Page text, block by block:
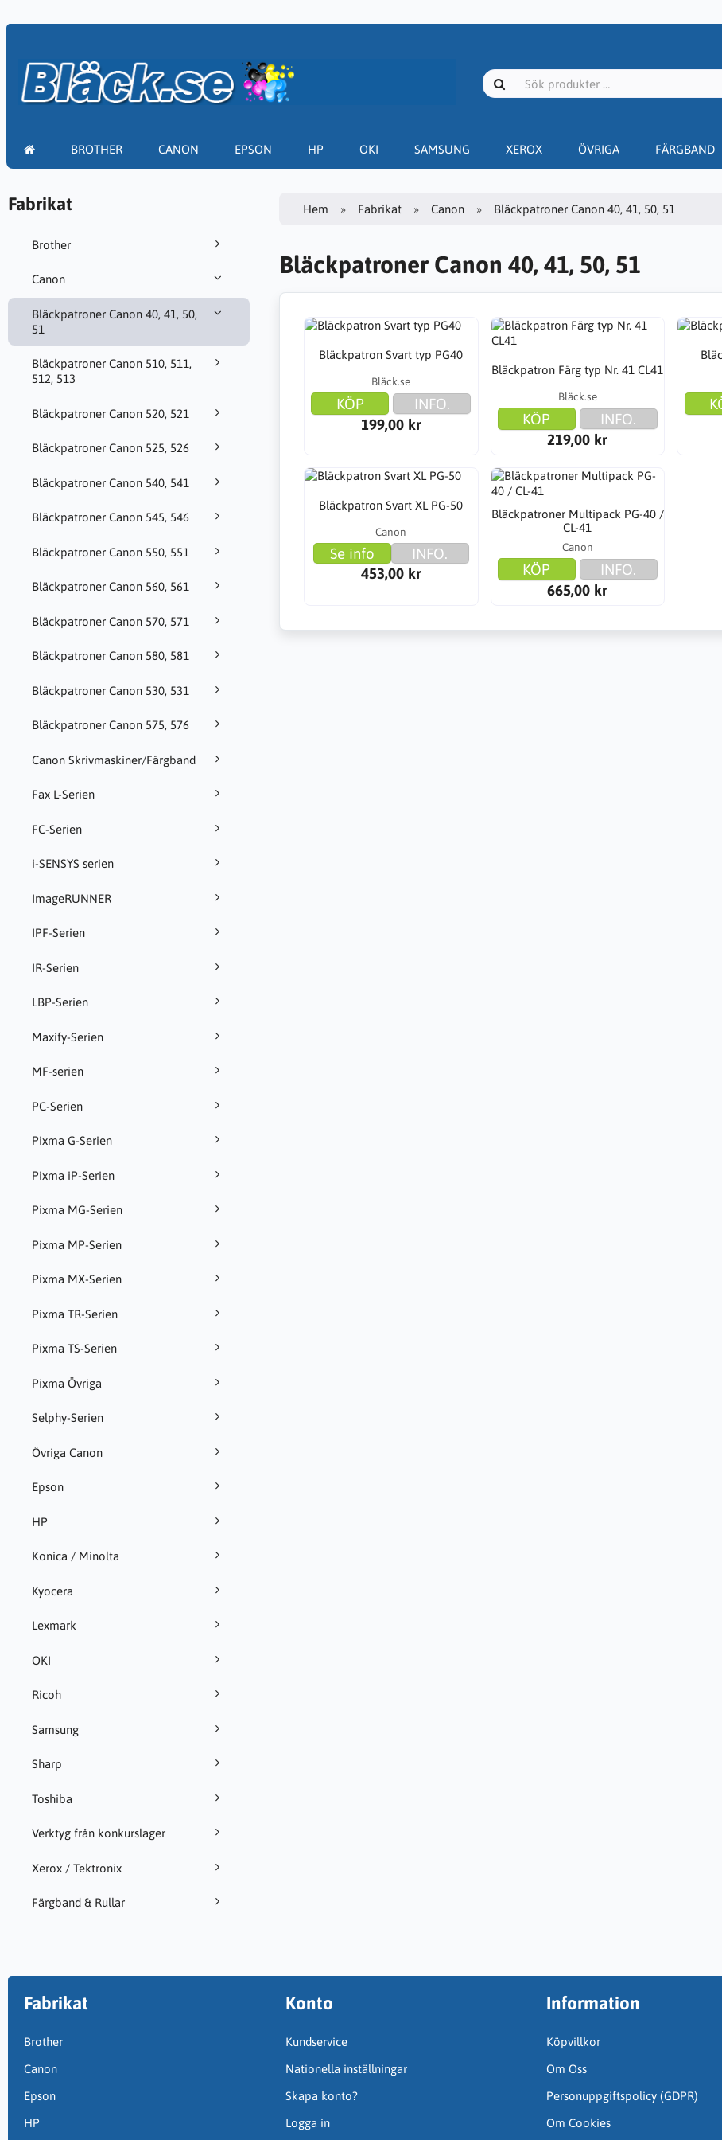
BROTHER CANON EPSON HP OKI SAMSUNG XEROX ÖVRIGA FÄRGBAND
Fabrikat
Brother
Canon
Bläckpatroner Canon 40, 41, 50,
51
Bläckpatroner Canon 510, 511,
512, 513
Bläckpatroner Canon 520, 521
Bläckpatroner Canon 525, 526
Bläckpatroner Canon 540, 541
Bläckpatroner Canon 545, 546
Bläckpatroner Canon 550, 551
Bläckpatroner Canon 560, 561
Bläckpatroner Canon 570, 571
Bläckpatroner Canon 580, 581
Bläckpatroner Canon 530, 531
Bläckpatroner Canon 575, 576
Canon Skrivmaskiner/Färgband
Fax L-Serien
FC-Serien
i-SENSYS serien
ImageRUNNER
IPF-Serien
IR-Serien
LBP-Serien
Maxify-Serien
MF-serien
PC-Serien
Pixma G-Serien
Pixma iP-Serien
Pixma MG-Serien
Pixma MP-Serien
Pixma MX-Serien
Pixma TR-Serien
Pixma TS-Serien
Pixma Övriga
Selphy-Serien
Övriga Canon
Epson
HP
Konica / Minolta
Kyocera
Lexmark
OKI
Ricoh
Samsung
Sharp
Toshiba
Verktyg från konkurslager
Xerox / Tektronix
Färgband & Rullar
Hem Fabrikat Canon Bläckpatroner Canon 40, 41, 50, 51
Bläckpatroner Canon 40, 41, 50, 51
Bläckpatron Svart typ PG40
Bläck.se
KÖP
INFO.
199,00 kr
Bläckpatron Färg typ Nr. 41 CL41
Bläck.se
KÖP
INFO.
219,00 kr
Bläckpatron Svart XL PG-50
Canon
Se info
INFO.
453,00 kr
Bläckpatroner Multipack PG-40 /
CL-41
Canon
KÖP
INFO.
665,00 kr
Fabrikat
Brother
Canon
Epson
HP
Konto
Kundservice
Nationella inställningar
Skapa konto?
Logga in
Information
Köpvillkor
Om Oss
Personuppgiftspolicy (GDPR)
Om Cookies